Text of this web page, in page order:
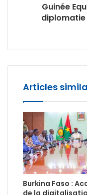
Guinée
diplomatie
Articles
Burkina Faso :
de la